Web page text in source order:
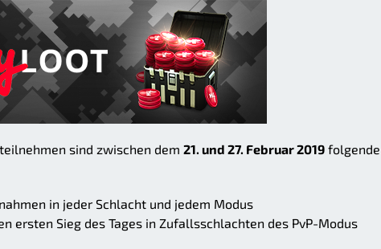
sind zwischen dem 21. und 27. Februar 2019 folgende
in jeder Schlacht und jedem Modus
ersten Sieg des Tages in Zufallsschlachten des PvP-Modus